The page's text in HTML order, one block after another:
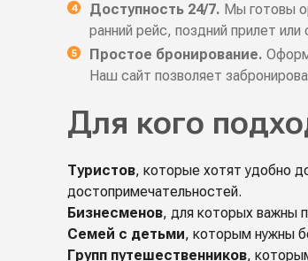
Доступность 24/7. Мы готовы
ранний рейс, поздний прилет или
Простое бронирование.
Наш сайт позволяет
Для кого
Туристов, которые хотят удобно
достопримечательностей.
Бизнесменов, для которых важны
Семей с детьми, которым нужны
Групп путешественников,